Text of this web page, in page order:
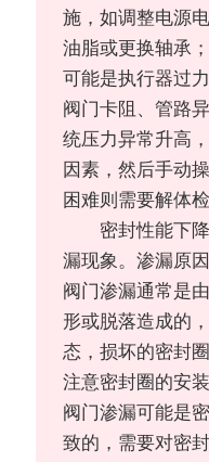
施，如调整电源
油脂或更换轴承
可能是执行器过
阀门卡阻、管路
统压力异常升高
因素，然后手动
困难则需要解体
密封性能下
漏现象。渗漏原
阀门渗漏通常是
形或脱落造成的
态，损坏的密封
注意密封圈的安
阀门渗漏可能是
致的，需要对密